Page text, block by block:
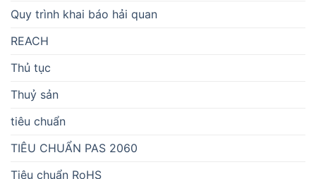
Quy trình khai báo hải quan
REACH
Thủ tục
Thuỷ sản
tiêu chuẩn
TIÊU CHUẨN PAS 2060
Tiêu chuẩn RoHS